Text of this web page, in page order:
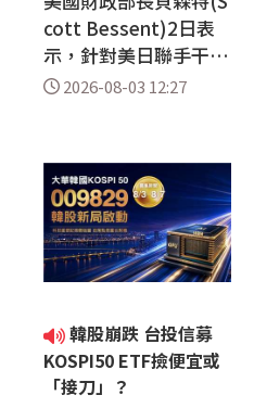
cott Bessent)2日表
示，針對美日聯手干預
匯市以遏止日圓無序波
籲擴大聯準會對外國央
行與貨幣當局所設的後
盾機制。 路透社報
導，貝森特在社群平台
X發文表示，聯準會(F
當局(FIMA)融通機制
曾用於7月31日的協調
行動。日本財務省與總
2026-08-03 12:27
韓股崩跌 台投信募
KOSPI50 ETF撿便宜或
「接刀」？